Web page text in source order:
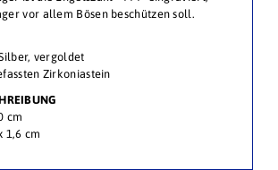
vor allem Bösen beschützen soll.
vergoldet
Zirkoniastein
cm
1,6 cm